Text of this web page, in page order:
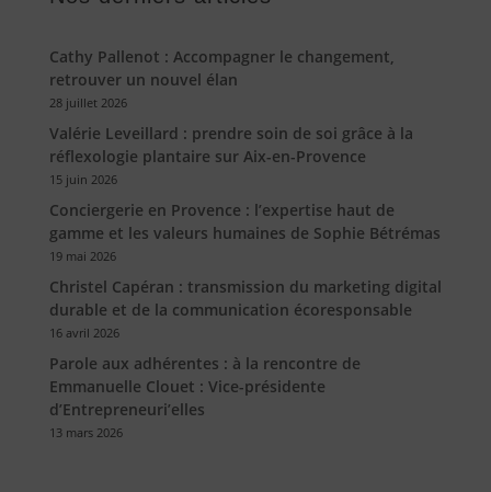
Cathy Pallenot : Accompagner le changement,
retrouver un nouvel élan
28 juillet 2026
Valérie Leveillard : prendre soin de soi grâce à la
réflexologie plantaire sur Aix-en-Provence
15 juin 2026
Conciergerie en Provence : l’expertise haut de
gamme et les valeurs humaines de Sophie Bétrémas
19 mai 2026
Christel Capéran : transmission du marketing digital
durable et de la communication écoresponsable
16 avril 2026
Parole aux adhérentes : à la rencontre de
Emmanuelle Clouet : Vice-présidente
d’Entrepreneuri’elles
13 mars 2026